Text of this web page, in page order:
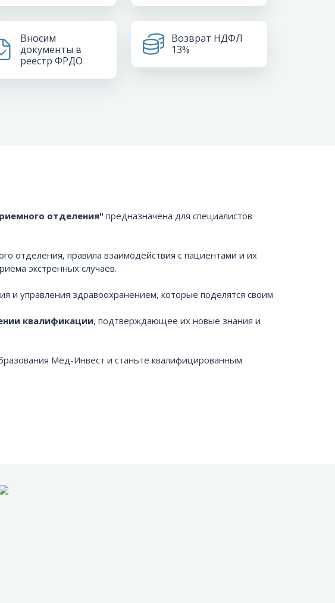
Вносим
документы в
реестр ФРДО
Возврат НДФЛ
13%
отделения" предназначена для специалистов
отделения, правила взаимодействия с пациентами и их
экстренных случаев.
и управления здравоохранением, которые поделятся своим
квалификации, подтверждающее их новые знания и
Мед-Инвест и станьте квалифицированным